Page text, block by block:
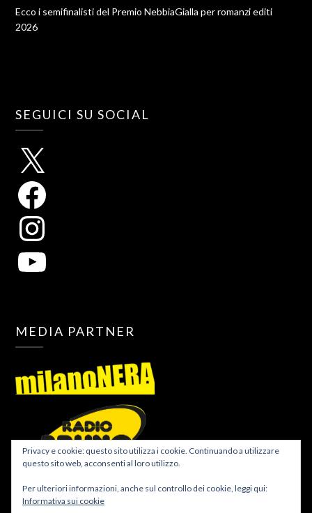
Ecco i semifinalisti del Premio NebbiaGialla per romanzi editi
2026
SEGUICI SU SOCIAL
MEDIA PARTNER
Privacy e cookie: questo sito utilizza i cookie. Continuando a utilizzare
questo sito web, acconsenti al loro utilizzo.
Per ulteriori informazioni, anche sul controllo dei cookie, leggi qui:
Informativa sui cookie